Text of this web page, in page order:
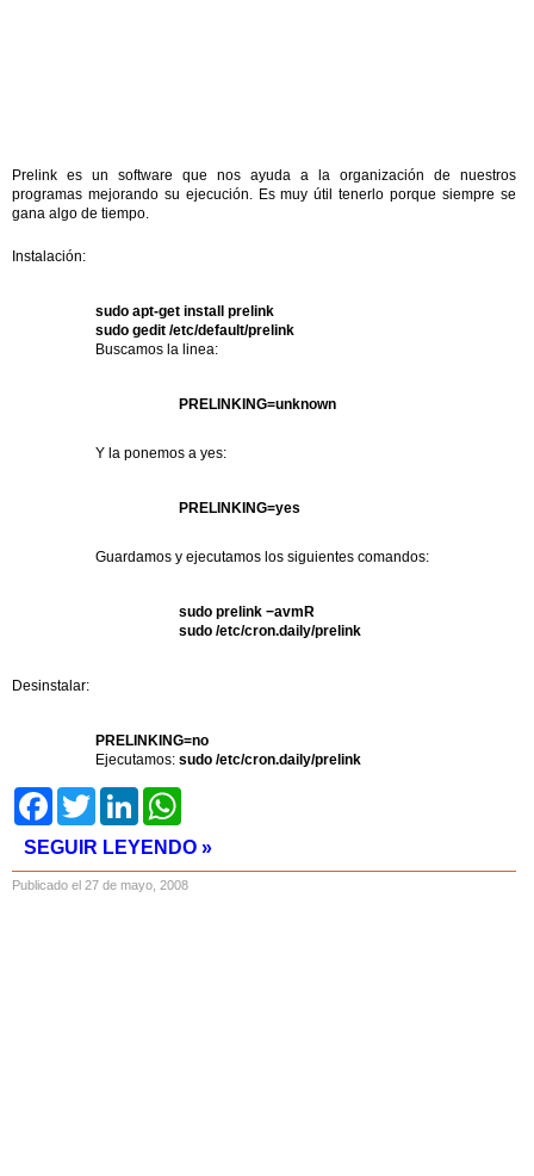
Prelink es un software que nos ayuda a la organización de nuestros
programas mejorando su ejecución. Es muy útil tenerlo porque siempre se
gana algo de tiempo.
Instalación:
sudo apt-get install prelink
sudo gedit /etc/default/prelink
Buscamos la linea:
PRELINKING=unknown
Y la ponemos a yes:
PRELINKING=yes
Guardamos y ejecutamos los siguientes comandos:
sudo prelink −avmR
sudo /etc/cron.daily/prelink
Desinstalar:
PRELINKING=no
Ejecutamos: sudo /etc/cron.daily/prelink
FacebookTwitter LinkedIn
SEGUIR LEYENDO »
Publicado el 27 de mayo, 2008